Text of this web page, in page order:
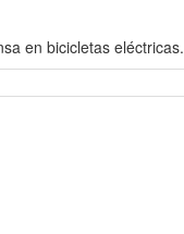
en bicicletas eléctricas.